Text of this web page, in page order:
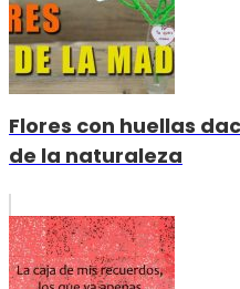
Flores con huellas
de la naturaleza